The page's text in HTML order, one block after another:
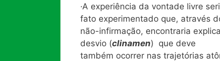
·A experiência da vontade livre
fato experimentado que, através
não-infirmação, encontraria
desvio (clinamen) que deve
também ocorrer nas trajetórias